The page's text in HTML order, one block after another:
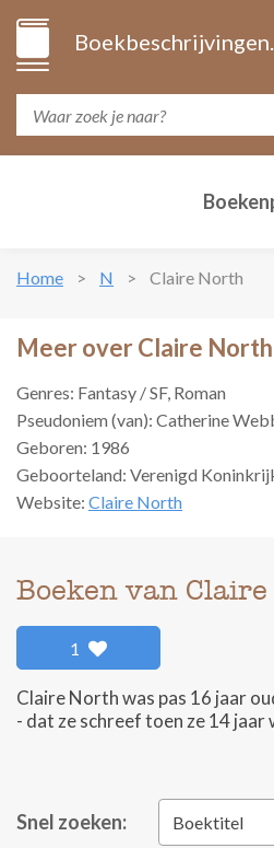
Home N Claire North
Meer over Claire North
Genres: Fantasy / SF, Roman
Pseudoniem (van): Catherine
Geboren: 1986
Geboorteland: Verenigd
Website: Claire North
Boeken van
1
Claire North was pas 16 jaar
- dat ze schreef toen ze 14
Snel zoeken: Boektitel